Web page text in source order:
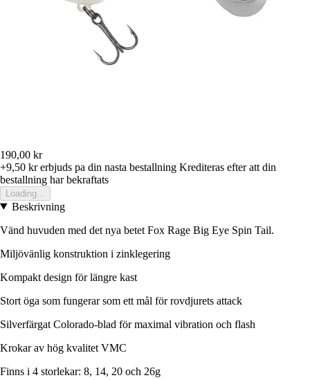
190,00 kr
+9,50 krerbjuds pa din nasta bestallning Krediteras efter att din
bestallning har bekraftats
Loading...
Beskrivning
Vänd huvuden med det nya betet Fox Rage Big Eye Spin Tail.
Miljövänlig konstruktion i zinklegering
Kompakt design för längre kast
Stort öga som fungerar som ett mål för rovdjurets attack
Silverfärgat Colorado-blad för maximal vibration och flash
Krokar av hög kvalitet VMC
Finns i 4 storlekar: 8, 14, 20 och 26g